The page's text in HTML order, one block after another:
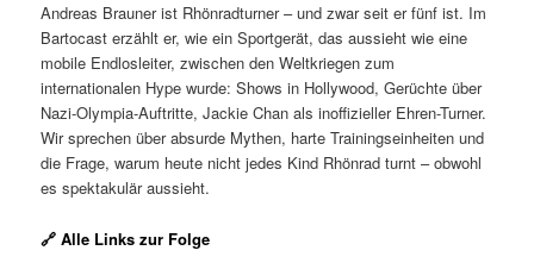
Andreas Brauner ist Rhönradturner – und zwar seit er fünf ist. Im
Bartocast erzählt er, wie ein Sportgerät, das aussieht wie eine
mobile Endlosleiter, zwischen den Weltkriegen zum
internationalen Hype wurde: Shows in Hollywood, Gerüchte über
Nazi-Olympia-Auftritte, Jackie Chan als inoffizieller Ehren-Turner.
Wir sprechen über absurde Mythen, harte Trainingseinheiten und
die Frage, warum heute nicht jedes Kind Rhönrad turnt – obwohl
es spektakulär aussieht.
🔗 Alle Links zur Folge